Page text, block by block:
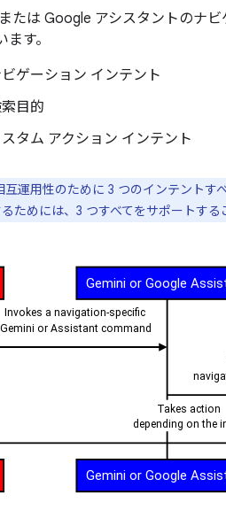
たは Google アシスタントのナ
ます。
ゲーション インテント
目的
スタム アクション インテント
互運用性のために 3 つのインテントす
ためには、3 つすべてをサポートする